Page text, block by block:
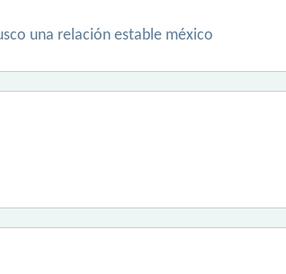
una relación estable méxico